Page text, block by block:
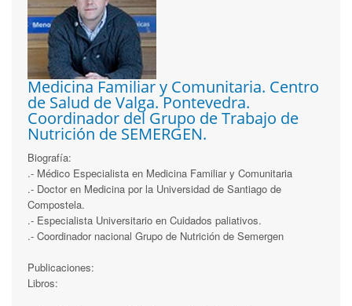
Medicina Familiar y Comunitaria. Centro
de Salud de Valga. Pontevedra.
Coordinador del Grupo de Trabajo de
Nutrición de SEMERGEN.
Biografía:
.- Médico Especialista en Medicina Familiar y Comunitaria
.- Doctor en Medicina por la Universidad de Santiago de
Compostela.
.- Especialista Universitario en Cuidados paliativos.
.- Coordinador nacional Grupo de Nutrición de Semergen
Publicaciones:
Libros: